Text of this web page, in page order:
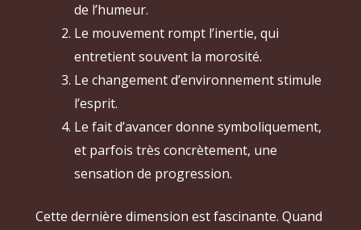
de l’humeur.
Le mouvement rompt l’inertie, qui
entretient souvent la morosité.
Le changement d’environnement stimule
l’esprit.
Le fait d’avancer donne symboliquement,
et parfois très concrètement, une
sensation de progression.
Cette dernière dimension est fascinante. Quand